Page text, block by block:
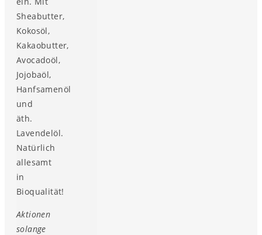
Sheabutter,
Kokosöl,
Kakaobutter,
Avocadoöl,
Jojobaöl,
Hanfsamenöl
und
äth.
Lavendelöl.
Natürlich
allesamt
in
Bioqualität!
Aktionen
solange